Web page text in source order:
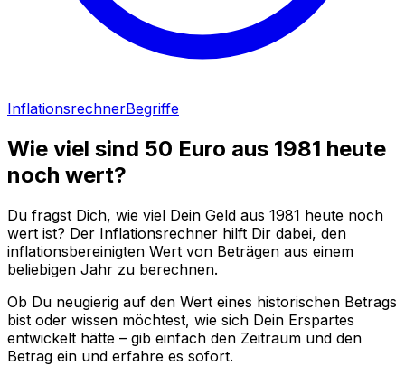
InflationsrechnerBegriffe
Wie viel sind 50 Euro aus 1981 heute
noch wert?
Du fragst Dich, wie viel Dein Geld aus 1981 heute noch
wert ist? Der Inflationsrechner hilft Dir dabei, den
inflationsbereinigten Wert von Beträgen aus einem
beliebigen Jahr zu berechnen.
Ob Du neugierig auf den Wert eines historischen Betrags
bist oder wissen möchtest, wie sich Dein Erspartes
entwickelt hätte – gib einfach den Zeitraum und den
Betrag ein und erfahre es sofort.